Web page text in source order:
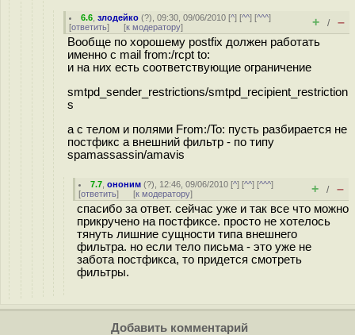
6.6 ,злодейко (?), 09:30, 09/06/2010 [^] [^^] [^^^]
[ответить] [к модератору] + / –
Вообще по хорошему postfix должен работать
именно с mail from:/rcpt to:
и на них есть соответствующие ограничение
smtpd_sender_restrictions/smtpd_recipient_restriction
s
а с телом и полями From:/To: пусть разбирается не
постфикс а внешний фильтр - по типу
spamassassin/amavis
7.7 ,ононим (?), 12:46, 09/06/2010 [^] [^^] [^^^]
[ответить] [к модератору] + / –
спасибо за ответ. сейчас уже и так все что можно
прикручено на постфиксе. просто не хотелось
тянуть лишние сущности типа внешнего
фильтра. но если тело письма - это уже не
забота постфикса, то придется смотреть
фильтры.
Добавить комментарий